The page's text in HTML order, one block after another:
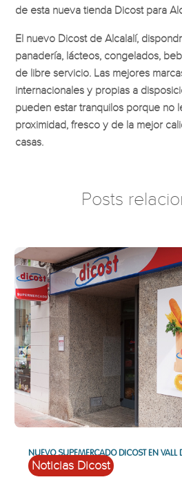
de esta nueva tienda Dicost para
El nuevo Dicost de Alcalalí,
panadería, lácteos, congelados,
de libre servicio. Las mejores
internacionales y propias a
pueden estar tranquilos porque no
proximidad, fresco y de la mejor
casas.
Posts
NUEVO SUPEMERCADO DICOST EN VALL
Noticias Dicost